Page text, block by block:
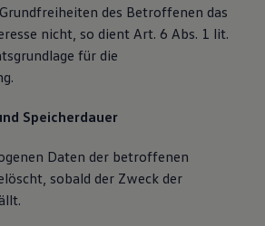
des Betroffenen das
nicht, so dient Art. 6 Abs. 1 lit.
für die
Speicherdauer
Daten der betroffenen
sobald der Zweck der